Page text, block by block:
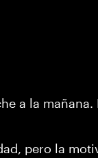
a la
pero la